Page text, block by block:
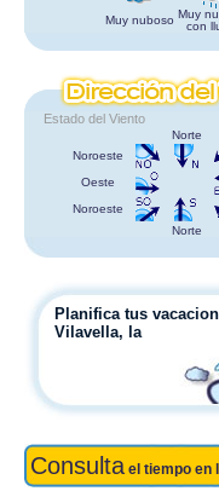
Muy nuboso Muy
con
Estado del Viento
Norte
Noroeste
Oeste
Noroeste
Norte
Planifica tus
Vilavella, la
Consulta el tiempo en